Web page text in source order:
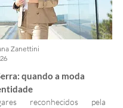
já...
Zanettini
quando a moda
reconhecidos pela